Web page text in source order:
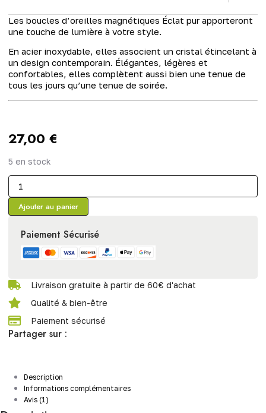
Les boucles d’oreilles magnétiques Éclat pur apporteront
une touche de lumière à votre style.
En acier inoxydable, elles associent un cristal étincelant à
un design contemporain. Élégantes, légères et
confortables, elles complètent aussi bien une tenue de
tous les jours qu’une tenue de soirée.
27,00 €
5 en stock
Ajouter au panier
Paiement Sécurisé
Livraison gratuite à partir de 60€ d'achat
Qualité & bien-être
Paiement sécurisé
Partager sur :
Description
Informations complémentaires
Avis (1)